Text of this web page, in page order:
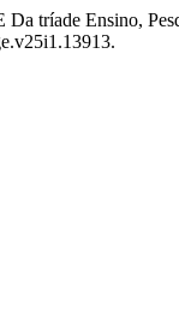
tríade Ensino,